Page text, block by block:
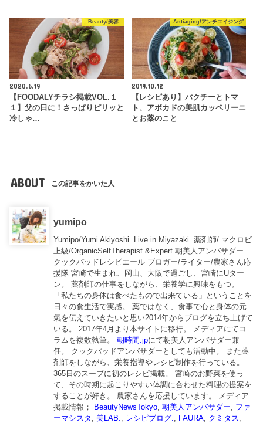
Beauty/美容
2020.6.19
【FOODALYチラシ掲載VOL.１
１】父の日に！さっぱりピリッと
冷しゃ…
Antiaging/アンチエイジング
2019.10.12
【レシピあり】パクチーとトマ
ト、アボカドの美肌カッペリーニ
とお薬のこと
ABOUT この記事をかいた人
yumipo
Yumipo/Yumi Akiyoshi. Live in Miyazaki. 薬剤師/ マクロビ
上級/OrganicSelfTherapist &Expert 朝美人アンバサダー
クックパッドレシピエール ブロガー/ライター/農家さん応
援隊 宮崎で生まれ、岡山、大阪で過ごし、宮崎にUター
ン。 薬剤師の仕事をしながら、栄養学に興味をもつ。
「私たちの身体は食べたもので出来ている」ということを
日々の食生活で実感。 薬ではなく、食事で心と身体の元
氣を伝えていきたいと思い2014年からブログを立ち上げて
いる。 2017年4月より本サイトに移行。 メディアにてコ
ラムを複数執筆。朝時間.jpにて朝美人アンバサダー兼
任。 クックパッドアンバサダーとしても活動中。 また薬
剤師をしながら、栄養指導やレシピ制作を行っている。
365日のスープに初のレシピ掲載。 宮崎のお野菜を使っ
て、その時期に起こりやすい体調に合わせた料理の提案を
することが好き。 農家さんを応援しています。 メディア
掲載情報； BeautyNewsTokyo ,朝美人アンバサダー
ファ
ーマシスタ
,美LAB. レシピブログ. FAURA クミタス